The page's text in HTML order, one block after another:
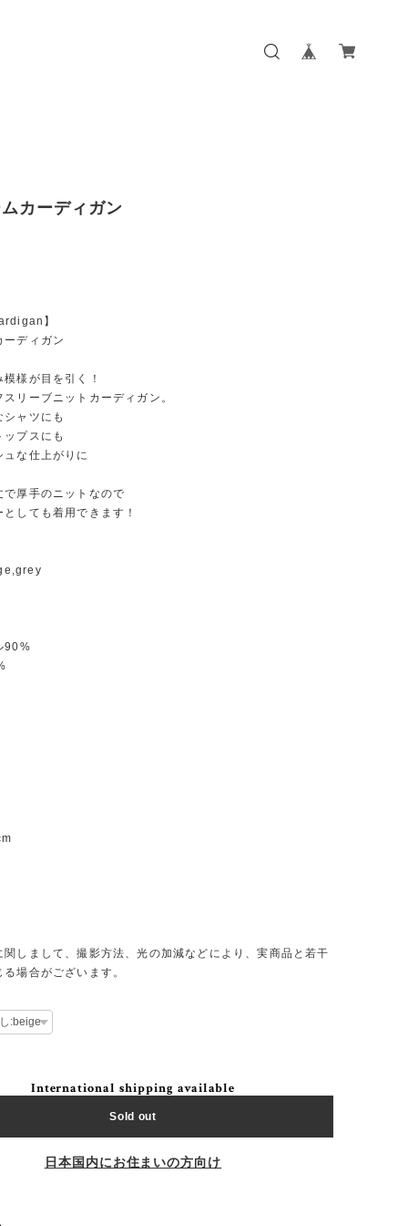
カーディガン
】
ーディガン
様が目を引く！
リーブニットカーディガン。
シャツにも
ップスにも
ュな仕上がりに
で厚手のニットなので
しても着用できます！
90%
関しまして、撮影方法、光の加減などにより、実商品と若干
場合がございます。
International shipping available
Sold out
日本国内にお住まいの方向け